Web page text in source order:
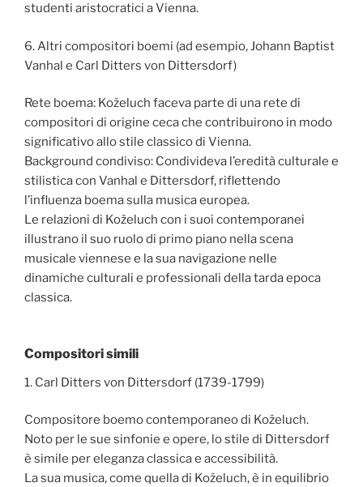
studenti aristocratici a Vienna.
6. Altri compositori boemi (ad esempio, Johann Baptist
Vanhal e Carl Ditters von Dittersdorf)
Rete boema: Koželuch faceva parte di una rete di
compositori di origine ceca che contribuirono in modo
significativo allo stile classico di Vienna.
Background condiviso: Condivideva l’eredità culturale e
stilistica con Vanhal e Dittersdorf, riflettendo
l’influenza boema sulla musica europea.
Le relazioni di Koželuch con i suoi contemporanei
illustrano il suo ruolo di primo piano nella scena
musicale viennese e la sua navigazione nelle
dinamiche culturali e professionali della tarda epoca
classica.
Compositori simili
1. Carl Ditters von Dittersdorf (1739-1799)
Compositore boemo contemporaneo di Koželuch.
Noto per le sue sinfonie e opere, lo stile di Dittersdorf
è simile per eleganza classica e accessibilità.
La sua musica, come quella di Koželuch, è in equilibrio